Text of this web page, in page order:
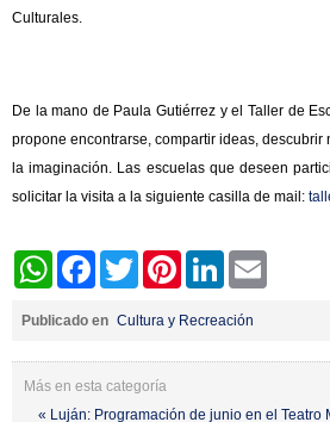
Culturales.
De la mano de Paula Gutiérrez y el Taller de
propone encontrarse, compartir ideas, descubrir
la imaginación. Las escuelas que deseen
solicitar la visita a la siguiente casilla de mail:
WhatsAppFacebookTwitter PinterestLinkedIn
Publicado en Cultura y Recreación
Más en esta categoría
« Luján: Programación de junio en el Teatro